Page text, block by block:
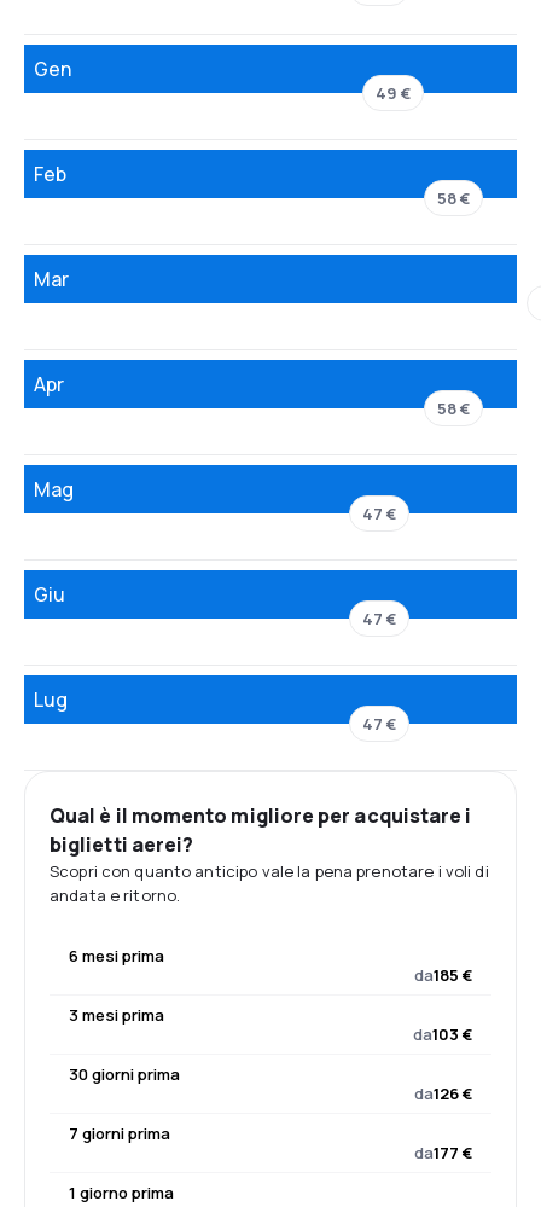
Gen
49 €
Feb
58 €
Mar
Apr
58 €
Mag
47 €
Giu
47 €
Lug
47 €
Qual è il momento migliore per acquistare i
biglietti aerei?
Scopri con quanto anticipo vale la pena prenotare i voli di
andata e ritorno.
6 mesi prima
da185 €
3 mesi prima
da103 €
30 giorni prima
da126 €
7 giorni prima
da177 €
1 giorno prima